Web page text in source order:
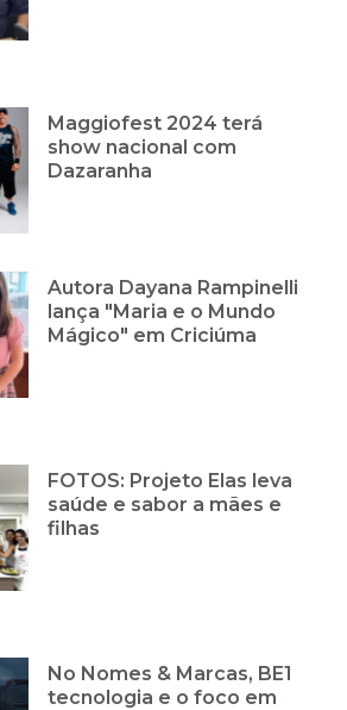
Maggiofest 2024 terá
show nacional com
Dazaranha
Autora Dayana Rampinelli
lança "Maria e o Mundo
Mágico" em Criciúma
FOTOS: Projeto Elas leva
saúde e sabor a mães e
filhas
No Nomes & Marcas, BE1
tecnologia e o foco em